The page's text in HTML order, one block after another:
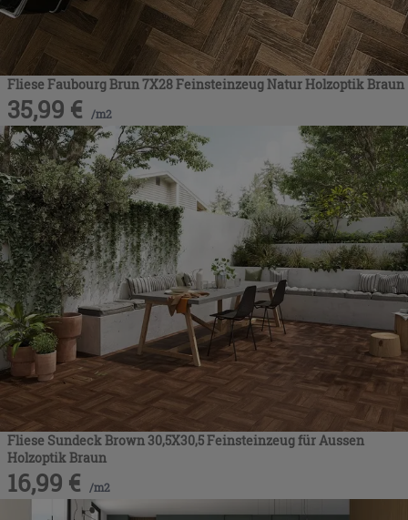
Fliese Faubourg Brun 7X28 Feinsteinzeug Natur Holzoptik Braun
35,99 € /m2
Fliese Sundeck Brown 30,5X30,5 Feinsteinzeug für Aussen
Holzoptik Braun
16,99 € /m2